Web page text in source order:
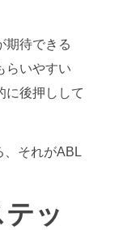
期待できる
らいやすい
に後押しして
、それがABL
ッ